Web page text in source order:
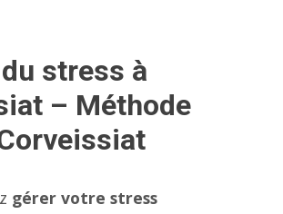
stress à
– Méthode
gérer votre stress